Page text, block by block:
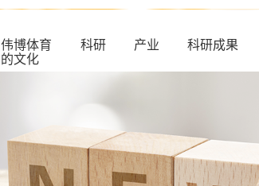
伟博体育
的文化
科研 产业 科研成果